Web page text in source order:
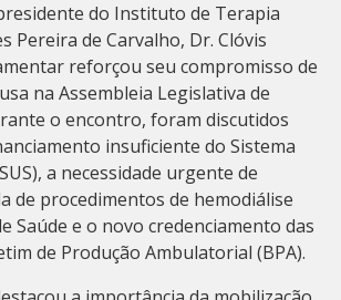
do Instituto de Terapia
Pereira de Carvalho, Dr. Clóvis
reforçou seu compromisso de
na Assembleia Legislativa de
o encontro, foram discutidos
insuficiente do Sistema
a necessidade urgente de
de procedimentos de hemodiálise
Saúde e o novo credenciamento das
de Produção Ambulatorial (BPA).